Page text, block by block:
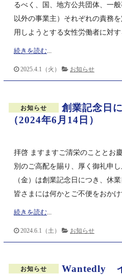
るべく、国、地方公共団体、一
以外の事業主）それぞれの責務
用しようとする女性労働者に対
続きを読む...
2025.4.1（火） お知らせ
お知らせ
創業記念日
（2024年6月14日）
拝啓 ますますご清栄のこととお
別のご高配を賜り、厚く御礼申
（金）は創業記念日につき、休
皆さまには何かとご不便をおか
続きを読む
2024.6.1（土） お知らせ
お知らせ
Wantedly